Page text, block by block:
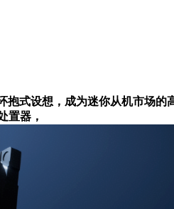
设想，成为迷你从机市场的
置器，